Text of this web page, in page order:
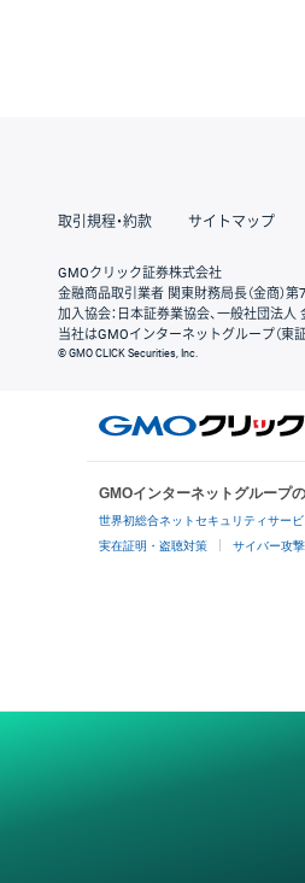
取引規程・約款 サイトマップ
GMOクリック証券株式会社
金融商品取引業者 関東財務局長（金商）
加入協会：日本証券業協会、一般社団法
当社はGMOインターネットグループ（東
© GMO CLICK Securities, Inc.
GMOインターネットグループ
世界初総合ネットセキュリティサー
実在証明・盗聴対策 サイバー攻